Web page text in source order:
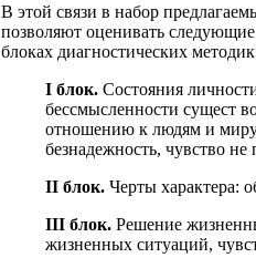
В этой связи в набор
позволяют оценивать
блоках диагностических
I блок. Состояния
бессмысленности сущест
отношению к людям и
безнадежность, чувство
II блок. Черты характера:
III блок. Решение
жизненных ситуаций,